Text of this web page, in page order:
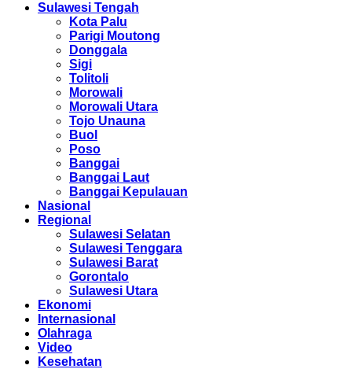
Sulawesi Tengah
Kota Palu
Parigi Moutong
Donggala
Sigi
Tolitoli
Morowali
Morowali Utara
Tojo Unauna
Buol
Poso
Banggai
Banggai Laut
Banggai Kepulauan
Nasional
Regional
Sulawesi Selatan
Sulawesi Tenggara
Sulawesi Barat
Gorontalo
Sulawesi Utara
Ekonomi
Internasional
Olahraga
Video
Kesehatan